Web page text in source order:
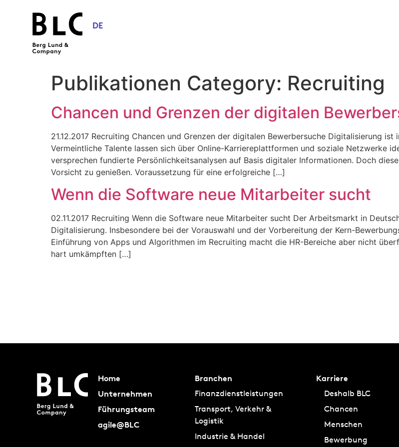
DE
Publikationen Category: Recruiting
Chancen und Grenzen der digitalen
21.12.2017 Recruiting Chancen und Grenzen der digitalen Bewerbersuche Digitalisierung
Vermeintliche Talente lassen sich über Online-Karriereplattformen und soziale Netzwerke
versprechen fundierte Persönlichkeitsanalysen auf Basis digitaler Informationen. Doch
Vorsicht zu genießen. Voraussetzung für eine erfolgreiche […]
Wenn die Software neue Mitarbeiter sucht
02.11.2017 Recruiting Wenn die Software neue Mitarbeiter sucht Der Arbeitsmarkt in
Digitalisierung. Insbesondere bei der Vorauswahl und der Vorbereitung der Kern-
Einführung von Apps und Algorithmen im Recruiting macht die HR-Bereiche aber nicht
hart umkämpften […]
Home
Unternehmen
Führungsteam
agile@BLC
Branchen
Finanzdienstleistungen
Transport, Verkehr &
Logistik
Industrie & Handel
Karriere
Deshalb BLC
Chancen
Menschen
Bewerbung